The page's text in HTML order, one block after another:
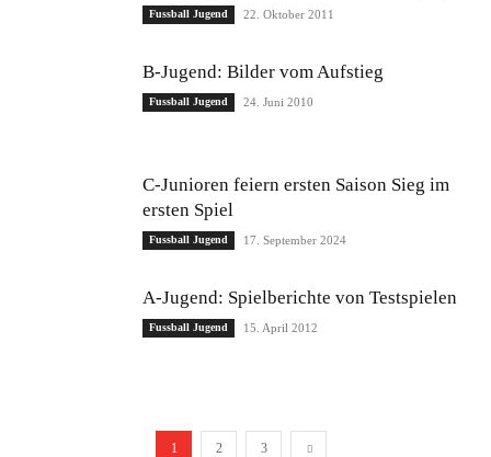
Fussball Jugend 22. Oktober 2011
B-Jugend: Bilder vom Aufstieg
Fussball Jugend 24. Juni 2010
C-Junioren feiern ersten Saison Sieg im
ersten Spiel
Fussball Jugend 17. September 2024
A-Jugend: Spielberichte von Testspielen
Fussball Jugend 15. April 2012
1 2 3